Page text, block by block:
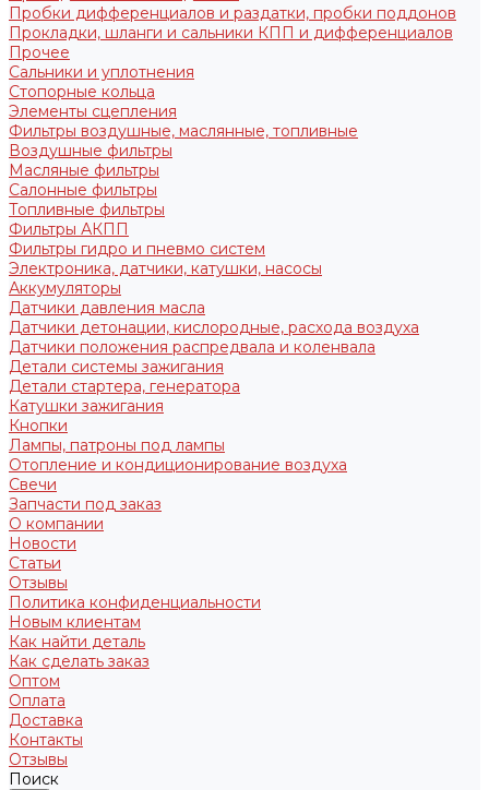
Пробки дифференциалов и раздатки, пробки поддонов
Прокладки, шланги и сальники КПП и дифференциалов
Прочее
Сальники и уплотнения
Стопорные кольца
Элементы сцепления
Фильтры воздушные, маслянные, топливные
Воздушные фильтры
Масляные фильтры
Салонные фильтры
Топливные фильтры
Фильтры АКПП
Фильтры гидро и пневмо систем
Электроника, датчики, катушки, насосы
Аккумуляторы
Датчики давления масла
Датчики детонации, кислородные, расхода воздуха
Датчики положения распредвала и коленвала
Детали системы зажигания
Детали стартера, генератора
Катушки зажигания
Кнопки
Лампы, патроны под лампы
Отопление и кондиционирование воздуха
Свечи
Запчасти под заказ
О компании
Новости
Статьи
Отзывы
Политика конфиденциальности
Новым клиентам
Как найти деталь
Как сделать заказ
Оптом
Оплата
Доставка
Контакты
Отзывы
Поиск